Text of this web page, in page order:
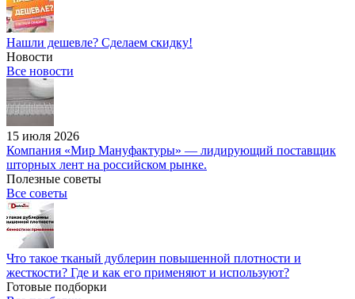
Нашли дешевле? Сделаем скидку!
Новости
Все новости
15 июля 2026
Компания «Мир Мануфактуры» — лидирующий поставщик
шторных лент на российском рынке.
Полезные советы
Все советы
Что такое тканый дублерин повышенной плотности и
жесткости? Где и как его применяют и используют?
Готовые подборки